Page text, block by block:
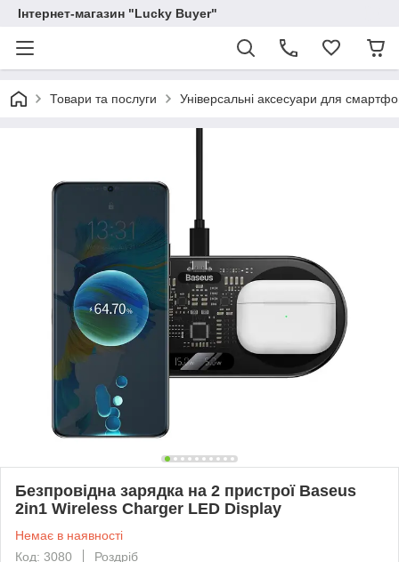
Інтернет-магазин "Lucky Buyer"
Товари та послуги Універсальні аксесуари для
Безпровідна зарядка на 2 пристрої Baseus
2in1 Wireless Charger LED Display
Немає в наявності
Код: 3080
Роздріб